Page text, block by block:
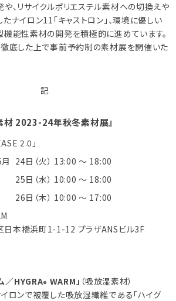
、リサイクルポリエステル素材への切換えや
ナイロン11「キャストロン」、環境に優しい
能性素材の開発を積極的に進めています。
底した上で事前予約制の素材展を開催いた
記
材 2023-24年秋冬素材展』
2.0」
24日（火） 13:00 ～ 18:00
25日（水） 10:00 ～ 18:00
26日（木） 10:00 ～ 17:00
日本橋浜町1-1-12 プラザANSビル3F
／HYGRA® WARM」 （吸放湿素材）
ロンで被覆した吸放湿繊維である「ハイグ